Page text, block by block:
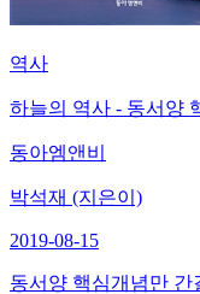
역사
하늘의 역사 - 동서양
동아엠앤비
박석재 (지은이)
2019-08-15
동서양 핵심개념만 간